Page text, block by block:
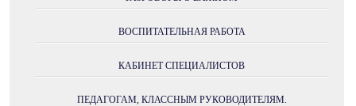
ВОСПИТАТЕЛЬНАЯ РАБОТА
КАБИНЕТ СПЕЦИАЛИСТОВ
ПЕДАГОГАМ, КЛАССНЫМ РУКОВОДИТЕЛЯМ.